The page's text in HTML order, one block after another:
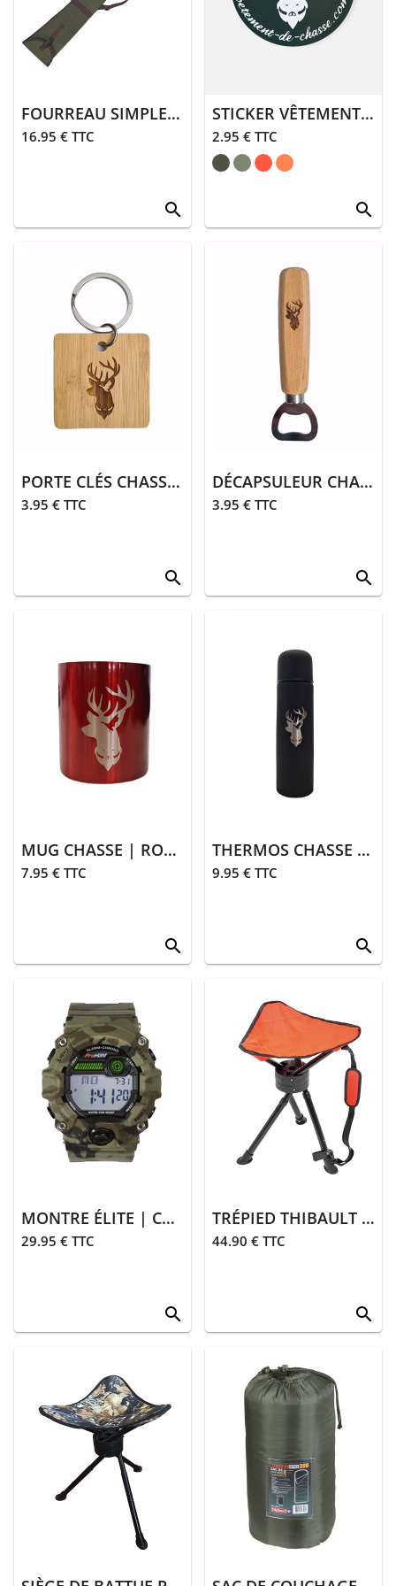
> Entretien
Animalerie
colliers
> Sifflets,
grelots
FOURREAU SIMPLE OUVERTURE HAUT | KAKI
16.95 € TTC
search
STICKER VÊTEMENT DE CHASSE
2.95 € TTC
search
PORTE CLÉS CHASSE | BOIS
3.95 € TTC
search
DÉCAPSULEUR CHASSE | BOIS
3.95 € TTC
search
MUG CHASSE | ROUGE
7.95 € TTC
search
THERMOS CHASSE | NOIR
9.95 € TTC
search
MONTRE ÉLITE | CAMO
29.95 € TTC
search
TRÉPIED THIBAULT | ORANGE
44.90 € TTC
search